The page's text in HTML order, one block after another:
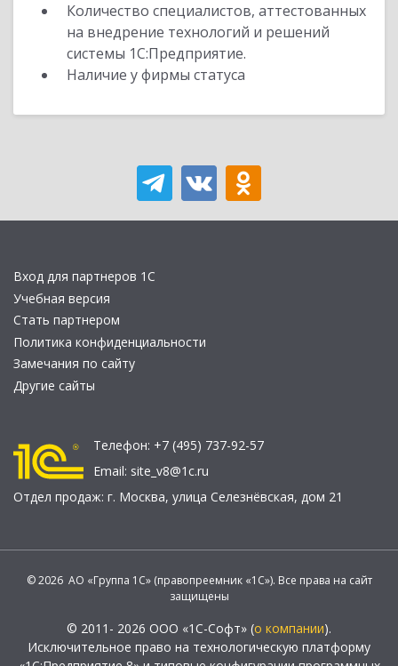
Количество специалистов, аттестованных
на внедрение технологий и решений
системы 1С:Предприятие.
Наличие у фирмы статуса
Вход для партнеров 1С
Учебная версия
Стать партнером
Политика конфиденциальности
Замечания по сайту
Другие сайты
Телефон: +7 (495) 737-92-57
Email: site_v8@1c.ru
Отдел продаж: г. Москва, улица Селезнёвская, дом 21
© 2026 АО «Группа 1С» (правопреемник «1С»). Все права на сайт
защищены
© 2011- 2026 ООО «1С-Софт» (о компании).
Исключительное право на технологическую платформу